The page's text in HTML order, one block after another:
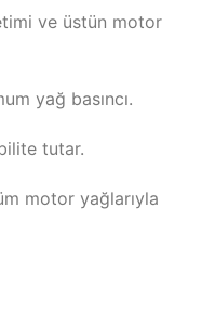
ve üstün motor
yağ basıncı.
tutar.
motor yağlarıyla